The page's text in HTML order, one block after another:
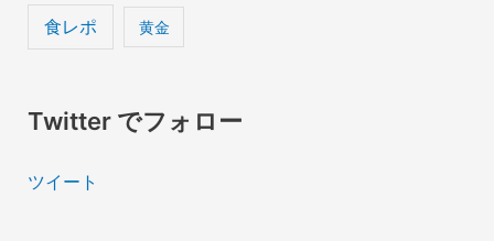
食レポ 黄金
Twitter でフォロー
ツイート